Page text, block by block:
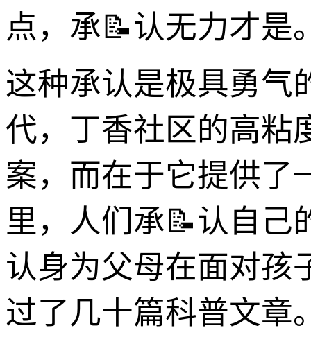
点，承📝认无力才是
这种承认是极具勇气
代，丁香社区的高粘
案，而在于它提供了
里，人们承📝认自己
认身为父母在面对
过了几十篇科普文章